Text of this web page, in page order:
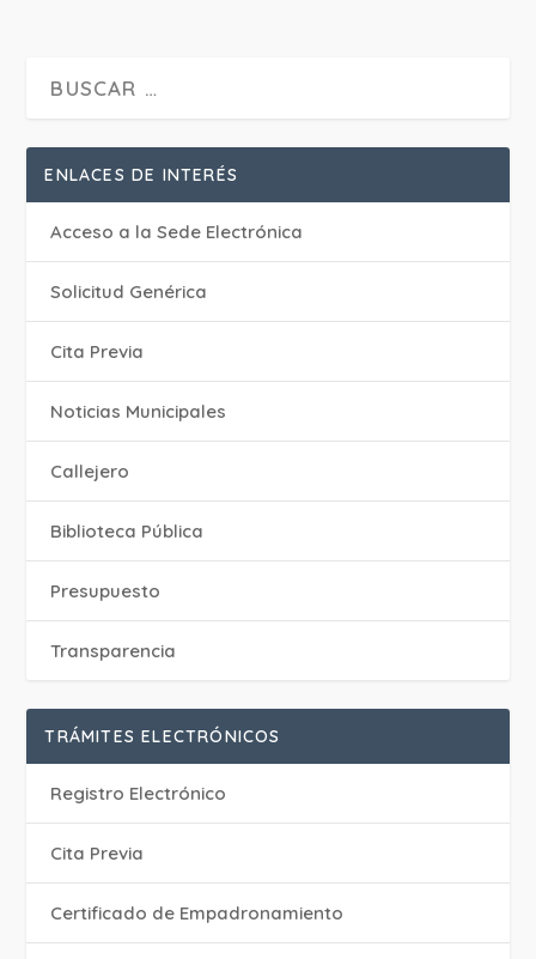
ENLACES DE INTERÉS
Acceso a la Sede Electrónica
Solicitud Genérica
Cita Previa
‎Noticias Municipales
Callejero
Biblioteca Pública
Presupuesto
Transparencia
TRÁMITES ELECTRÓNICOS
Registro Electrónico
Cita Previa
Certificado de Empadronamiento